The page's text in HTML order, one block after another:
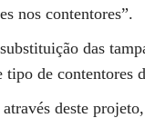
nos contentores”.
das
de contentores
deste